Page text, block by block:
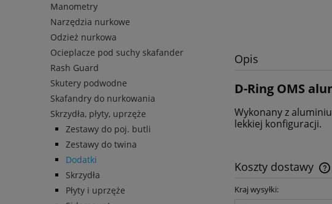
Manometry
Narzędzia nurkowe
Odzież nurkowa
Ocieplacze pod suchy skafander
Rash Guard
Skutery podwodne
Skafandry do nurkowania
Skrzydła, płyty, uprzęże
Zestawy do poj. butli
Zestawy do twina
Dodatki
Skrzydła
Płyty i uprzęże
Opis
D-Ring OMS
Wykonany z
lekkiej konfiguracji.
Koszty dostawy
Kraj wysyłki: